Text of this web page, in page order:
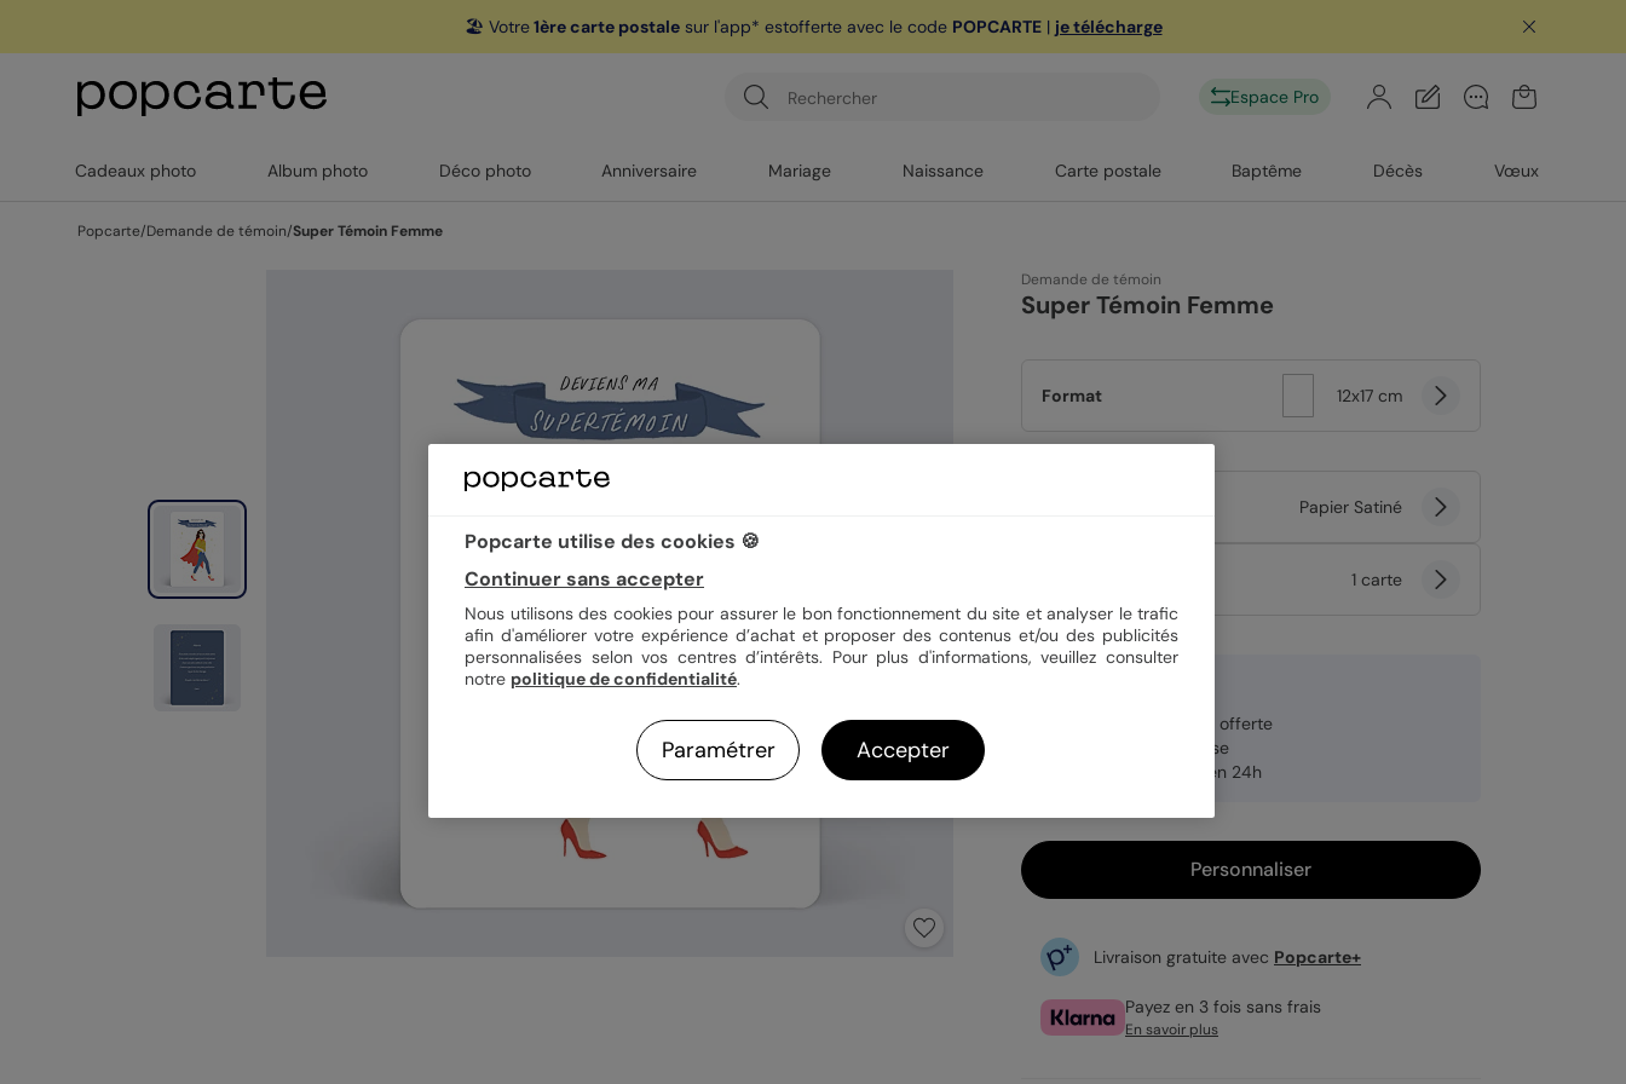
🏖️ Votre1ère carte postalesur l'app* estofferte avec le code POPCARTE| je télécharge
Espace Pro
Cadeaux photo Album photo Déco photo Anniversaire Mariage Naissance Carte postale Baptême Décès Vœux
Popcarte/Demande de témoin/Super Témoin Femme
Demande de témoin
Super Témoin Femme
Format 12x17 cm
Papier Satiné
1 carte
Enveloppe blanche offerte
Fabrication française
Expédition rapide en 24h
Personnaliser
Livraison gratuite avec Popcarte+
Payez en 3 fois sans frais
En savoir plus
Popcarte utilise des cookies 🍪
Continuer sans accepter
Nous utilisons des cookies pour assurer le bon fonctionnement du site et analyser le trafic
afin d'améliorer votre expérience d’achat et proposer des contenus et/ou des publicités
personnalisées selon vos centres d’intérêts. Pour plus d'informations, veuillez consulter
notre politique de confidentialité.
Paramétrer Accepter